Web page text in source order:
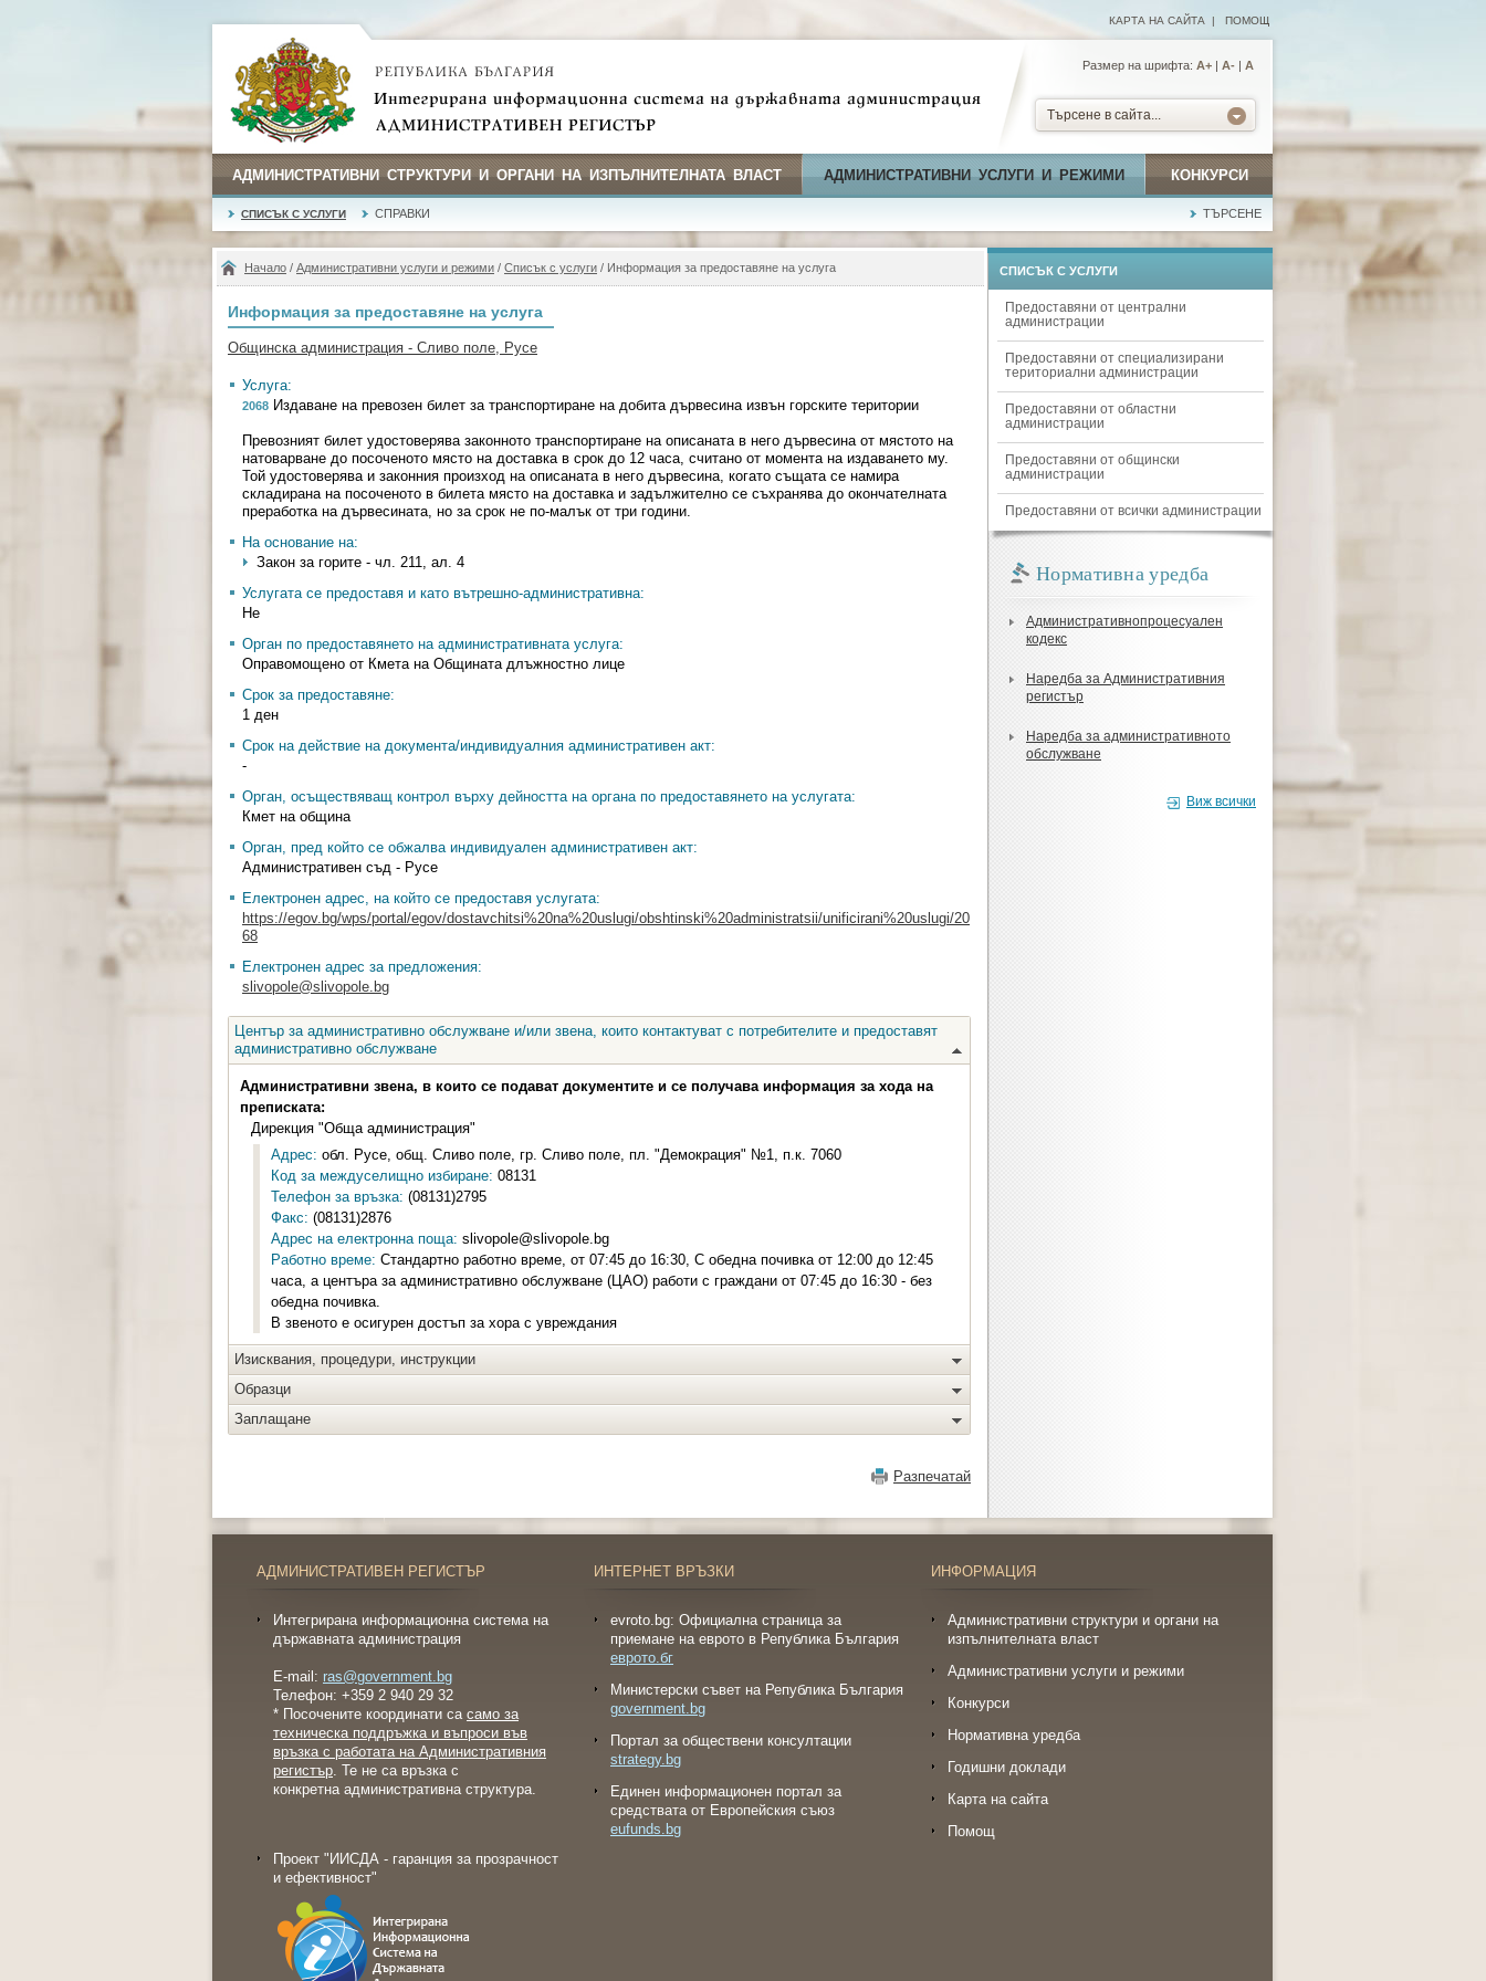
КАРТА НА САЙТА | ПОМОЩ
Размер на шрифта: А+ | A- | A
Търсене в сайта...
АДМИНИСТРАТИВНИ СТРУКТУРИ И ОРГАНИ НА ИЗПЪЛНИТЕЛНАТА ВЛАСТ АДМИНИСТРАТИВНИ УСЛУГИ И РЕЖИМИ КОНКУРСИ
СПИСЪК С УСЛУГИ СПРАВКИ ТЪРСЕНЕ
Начало / Административни услуги и режими / Списък с услуги / Информация за предоставяне на услуга
Информация за предоставяне на услуга
Общинска администрация - Сливо поле, Русе
Услуга:
2068 Издаване на превозен билет за транспортиране на добита дървесина извън горските територии
Превозният билет удостоверява законното транспортиране на описаната в него дървесина от мястото на
натоварване до посоченото място на доставка в срок до 12 часа, считано от момента на издаването му.
Той удостоверява и законния произход на описаната в него дървесина, когато същата се намира
складирана на посоченото в билета място на доставка и задължително се съхранява до окончателната
преработка на дървесината, но за срок не по-малък от три години.
На основание на:
Закон за горите - чл. 211, ал. 4
Услугата се предоставя и като вътрешно-административна:
Не
Орган по предоставянето на административната услуга:
Оправомощено от Кмета на Общината длъжностно лице
Срок за предоставяне:
1 ден
Срок на действие на документа/индивидуалния административен акт:
-
Орган, осъществяващ контрол върху дейността на органа по предоставянето на услугата:
Кмет на община
Орган, пред който се обжалва индивидуален административен акт:
Административен съд - Русе
Електронен адрес, на който се предоставя услугата:
https://egov.bg/wps/portal/egov/dostavchitsi%20na%20uslugi/obshtinski%20administratsii/unificirani%20uslugi/20
68
Електронен адрес за предложения:
slivopole@slivopole.bg
Център за административно обслужване и/или звена, които контактуват с потребителите и предоставят
административно обслужване
Административни звена, в които се подават документите и се получава информация за хода на
преписката:
Дирекция "Обща администрация"
Адрес: обл. Русе, общ. Сливо поле, гр. Сливо поле, пл. "Демокрация" №1, п.к. 7060
Код за междуселищно избиране: 08131
Телефон за връзка: (08131)2795
Факс: (08131)2876
Адрес на електронна поща: slivopole@slivopole.bg
Работно време: Стандартно работно време, от 07:45 до 16:30, С обедна почивка от 12:00 до 12:45
часа, а центъра за административно обслужване (ЦАО) работи с граждани от 07:45 до 16:30 - без
обедна почивка.
В звеното е осигурен достъп за хора с увреждания
Изисквания, процедури, инструкции
Образци
Заплащане
Разпечатай
СПИСЪК С УСЛУГИ
Предоставяни от централни
администрации
Предоставяни от специализирани
териториални администрации
Предоставяни от областни
администрации
Предоставяни от общински
администрации
Предоставяни от всички администрации
Нормативна уредба
Административнопроцесуален
кодекс
Наредба за Административния
регистър
Наредба за административното
обслужване
Виж всички
АДМИНИСТРАТИВЕН РЕГИСТЪР
Интегрирана информационна система на
държавната администрация
E-mail: ras@government.bg
Телефон: +359 2 940 29 32
* Посочените координати са само за
техническа поддръжка и въпроси във
връзка с работата на Административния
регистър. Те не са връзка с
конкретна административна структура.
Проект "ИИСДА - гаранция за прозрачност
и ефективност"
ИНТЕРНЕТ ВРЪЗКИ
evroto.bg: Официална страница за
приемане на еврото в Република България
еврото.бг
Министерски съвет на Република България
government.bg
Портал за обществени консултации
strategy.bg
Eдинен информационен портал за
средствата от Европейския съюз
eufunds.bg
ИНФОРМАЦИЯ
Административни структури и органи на
изпълнителната власт
Административни услуги и режими
Конкурси
Нормативна уредба
Годишни доклади
Карта на сайта
Помощ